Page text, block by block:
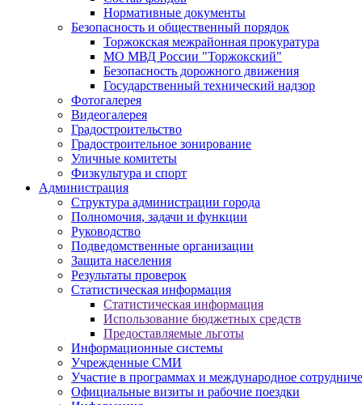
Нормативные документы
Безопасность и общественный порядок
Торжокская межрайонная прокуратура
МО МВД России "Торжокский"
Безопасность дорожного движения
Государственный технический надзор
Фотогалерея
Видеогалерея
Градостроительство
Градостроительное зонирование
Уличные комитеты
Физкультура и спорт
Администрация
Структура администрации города
Полномочия, задачи и функции
Руководство
Подведомственные организации
Защита населения
Результаты проверок
Статистическая информация
Статистическая информация
Использование бюджетных средств
Предоставляемые льготы
Информационные системы
Учрежденные СМИ
Участие в программах и международное
Официальные визиты и рабочие поездки